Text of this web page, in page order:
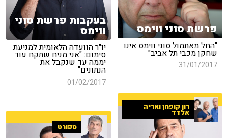
בעקבות פרשת סוני
ווימס
יו"ר הוועדה הלאומית למניעת
סימום: "אני מניח שתקח עוד
יממה עד שנקבל את
הנתונים"
01/02/2017
פרשת סוני ווימס
"החל מאתמול סוני ווימס אינו
שחקן מכבי תל אביב"
31/01/2017
רון קופמן ואריה
אלדד
ספורט